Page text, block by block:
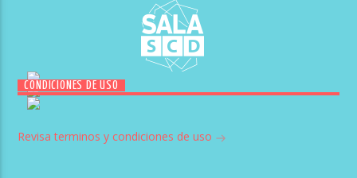
CONDICIONES DE USO
Revisa terminos y condiciones de uso